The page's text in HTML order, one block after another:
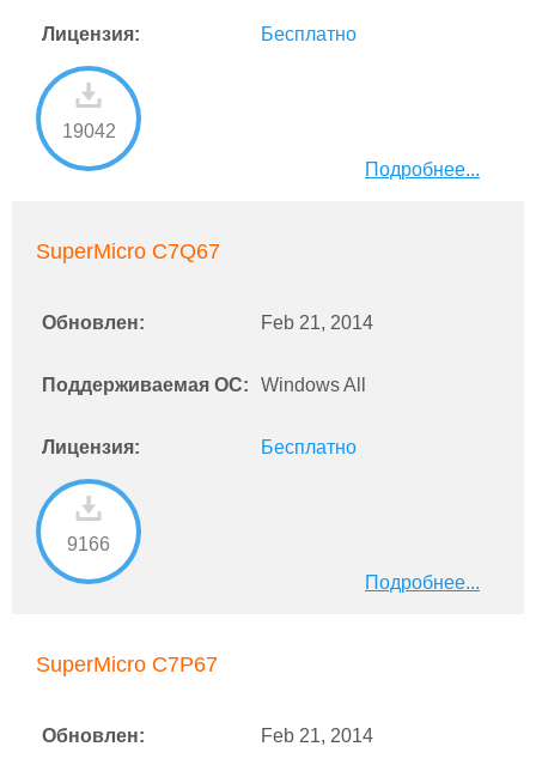
Лицензия: Бесплатно
19042
Подробнее...
SuperMicro C7Q67
Обновлен: Feb 21, 2014
Поддерживаемая ОС: Windows All
Лицензия: Бесплатно
9166
Подробнее...
SuperMicro C7P67
Обновлен: Feb 21, 2014